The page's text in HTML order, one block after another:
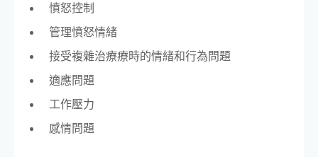
憤怒控制
管理憤怒情緒
接受複雜治療療時的情緒和行為問題
適應問題
工作壓力
感情問題